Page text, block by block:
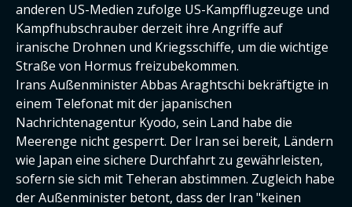
anderen US-Medien zufolge US-Kampfflugzeuge und
Kampfhubschrauber derzeit ihre Angriffe auf
iranische Drohnen und Kriegsschiffe, um die wichtige
Straße von Hormus freizubekommen.
Irans Außenminister Abbas Araghtschi bekräftigte in
einem Telefonat mit der japanischen
Nachrichtenagentur Kyodo, sein Land habe die
Meerenge nicht gesperrt. Der Iran sei bereit, Ländern
wie Japan eine sichere Durchfahrt zu gewährleisten,
sofern sie sich mit Teheran abstimmen. Zugleich habe
der Außenminister betont, dass der Iran "keinen